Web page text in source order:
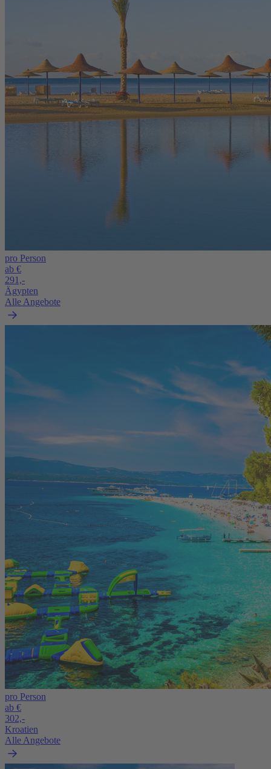
pro Person
ab €
291,-
Ägypten
Alle Angebote
pro Person
ab €
302,-
Kroatien
Alle Angebote